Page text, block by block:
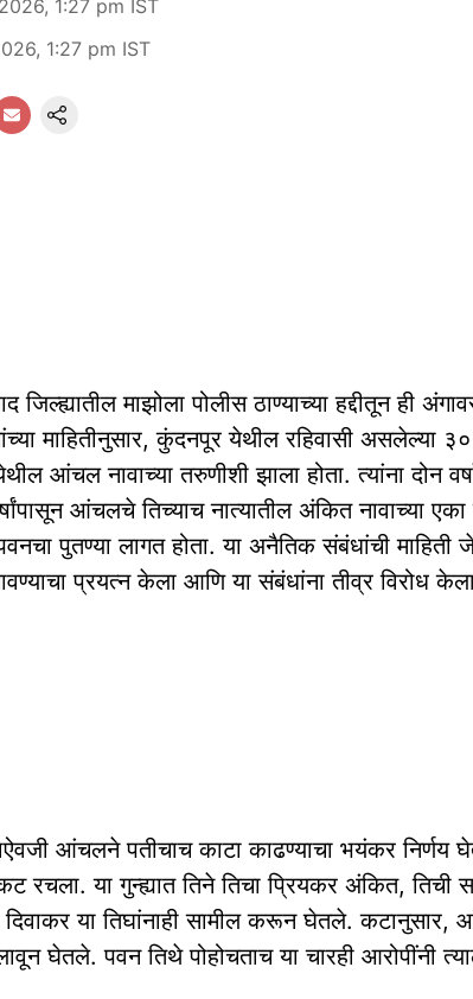
1:27 pm IST
1:27 pm IST
जिल्ह्यातील माझोला पोलीस ठाण्याच्या हद्दीतून ही
माहितीनुसार, कुंदनपूर येथील रहिवासी असलेल्या ३०
आंचल नावाच्या तरुणीशी झाला होता. त्यांना दोन
आंचलचे तिच्याच नात्यातील अंकित नावाच्या
पुतण्या लागत होता. या अनैतिक संबंधांची माहिती
प्रयत्न केला आणि या संबंधांना तीव्र विरोध
आंचलने पतीचाच काटा काढण्याचा भयंकर निर्णय
रचला. या गुन्ह्यात तिने तिचा प्रियकर अंकित,
या तिघांनाही सामील करून घेतले. कटानुसार,
घेतले. पवन तिथे पोहोचताच या चारही आरोपींनी